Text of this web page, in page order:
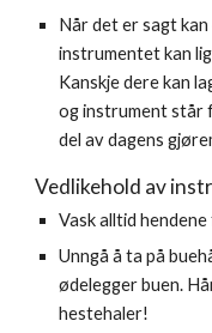
Når det er sagt
instrumentet kan
Kanskje dere kan
og instrument står
del av dagens
Vedlikehold av
Vask alltid
Unngå å ta på
ødelegger buen.
hestehaler!